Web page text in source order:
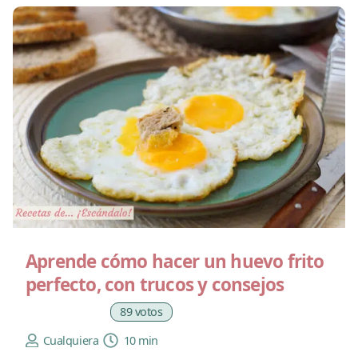
Aprende cómo hacer un huevo frito
perfecto, con trucos y consejos
89 votos
Cualquiera
10 min